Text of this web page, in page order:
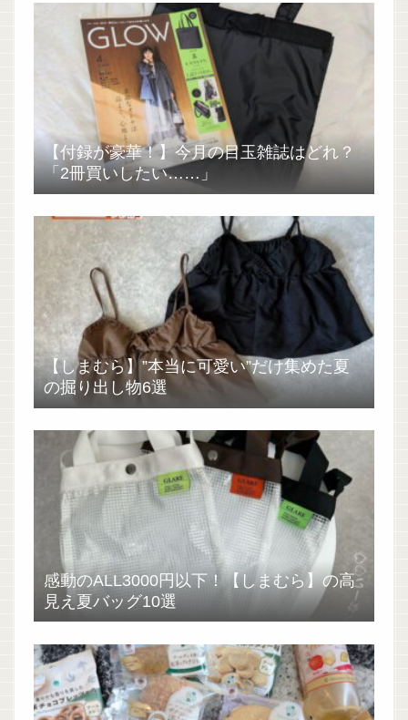
【付録が豪華！】今月の目玉雑誌はどれ？
「2冊買いしたい……」
【しまむら】”本当に可愛い”だけ集めた夏
の掘り出し物6選
感動のALL3000円以下！【しまむら】の高
見え夏バッグ10選